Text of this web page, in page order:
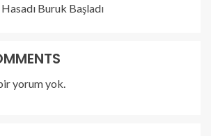
Buruk Başladı
yorum yok.